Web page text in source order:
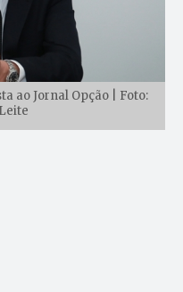
ao Jornal Opção | Foto: